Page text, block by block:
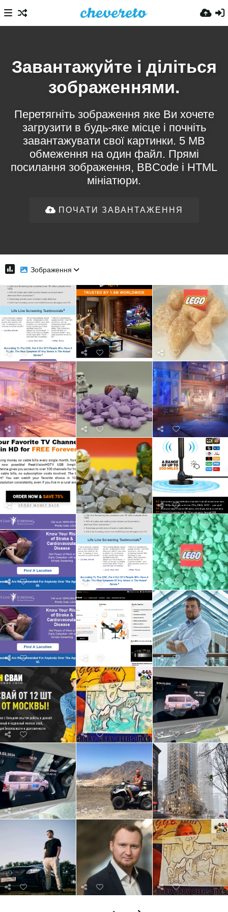
Завантажуйте і діліться
зображеннями.
Перетягніть зображення яке Ви хочете
загрузити в будь-яке місце і почніть
завантажувати свої картинки. 5 MB
обмеження на один файл. Прямі
посилання зображення, BBCode і HTML
мініатюри.
ПОЧАТИ ЗАВАНТАЖЕННЯ
Зображення